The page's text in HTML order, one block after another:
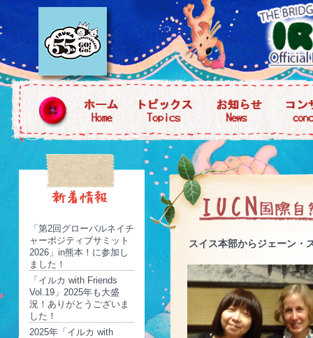
「第2回グローバルネイチ
ャーポジティブサミット
2026」in熊本！に参加し
ました！
「イルカ with Friends
Vol.19」2025年も大盛
況！ありがとうございま
した！
2025年「イルカ with
スイス本部からジェーン・